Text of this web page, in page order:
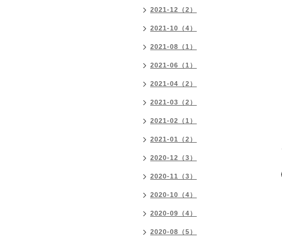
2021-12（2）
2021-10（4）
2021-08（1）
2021-06（1）
2021-04（2）
2021-03（2）
2021-02（1）
2021-01（2）
2020-12（3）
2020-11（3）
2020-10（4）
2020-09（4）
2020-08（5）